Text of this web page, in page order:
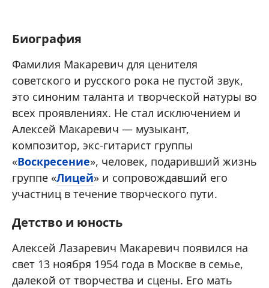
Биография
Фамилия Макаревич для ценителя
советского и русского рока не пустой звук,
это синоним таланта и творческой натуры во
всех проявлениях. Не стал исключением и
Алексей Макаревич — музыкант,
композитор, экс-гитарист группы
«Воскресение», человек, подаривший жизнь
группе «Лицей» и сопровождавший его
участниц в течение творческого пути.
Детство и юность
Алексей Лазаревич Макаревич появился на
свет 13 ноября 1954 года в Москве в семье,
далекой от творчества и сцены. Его мать